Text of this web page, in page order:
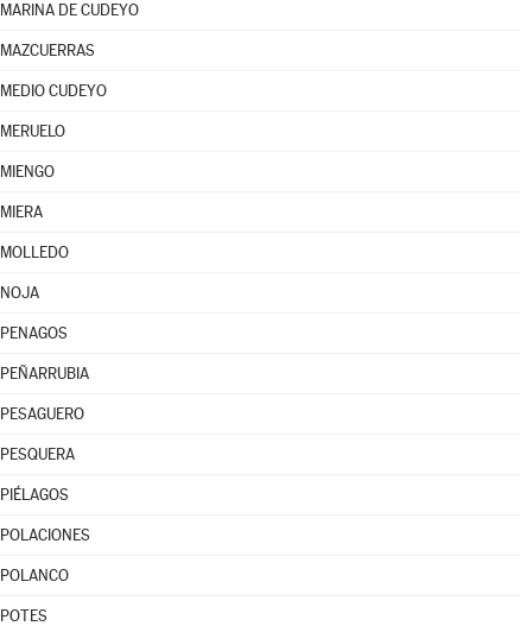
MARINA DE CUDEYO
MAZCUERRAS
MEDIO CUDEYO
MERUELO
MIENGO
MIERA
MOLLEDO
NOJA
PENAGOS
PEÑARRUBIA
PESAGUERO
PESQUERA
PIÉLAGOS
POLACIONES
POLANCO
POTES